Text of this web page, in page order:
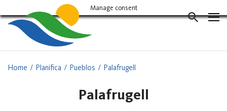
al
contingut
Home Planifica Pueblos Palafrugell
Palafrugell
Manage consent